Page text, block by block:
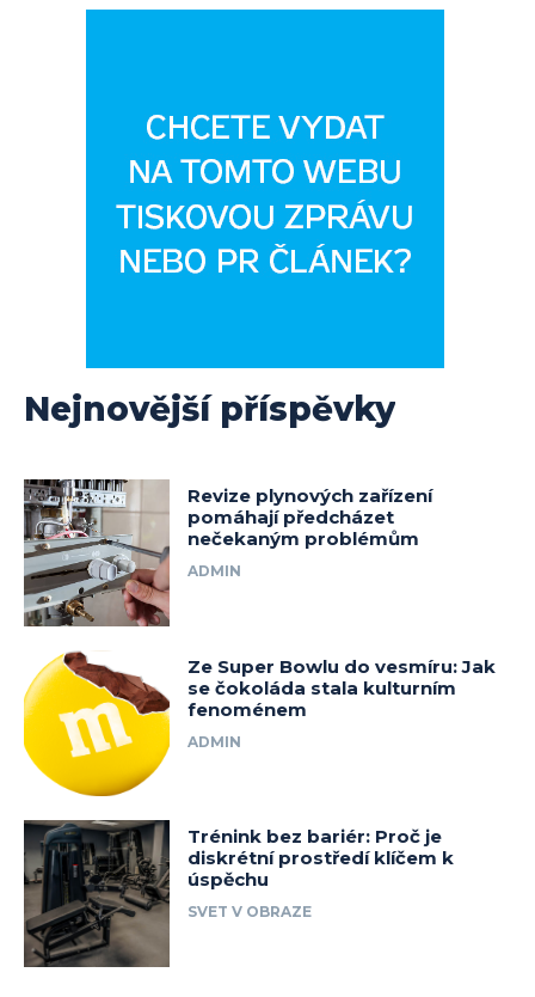
Nejnovější příspěvky
Revize plynových zařízení
pomáhají předcházet
nečekaným problémům
ADMIN
Ze Super Bowlu do vesmíru: Jak
se čokoláda stala kulturním
fenoménem
ADMIN
Trénink bez bariér: Proč je
diskrétní prostředí klíčem k
úspěchu
SVET V OBRAZE